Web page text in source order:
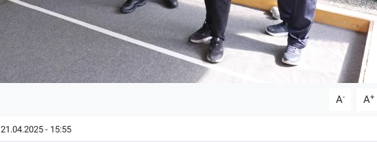
A- A+
21.04.2025 - 15:55